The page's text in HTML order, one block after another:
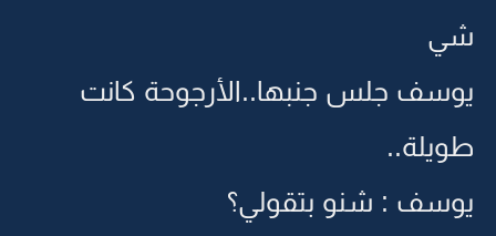
شي
يوسف جلس جنبها..الأرجوحة كانت
طويلة..
يوسف : شنو بتقولي؟